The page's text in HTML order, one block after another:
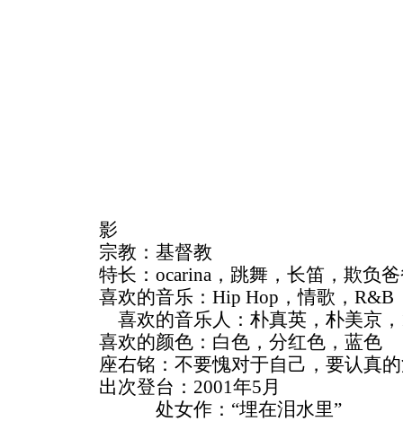
影
宗教：基督教
特长：ocarina，跳舞，长笛，欺负
喜欢的音乐：Hip Hop，情歌，
喜欢的音乐人：朴真英，朴美京，
喜欢的颜色：白色，分红色，蓝
座右铭：不要愧对于自己，要认真
出次登台：2001年5月
处女作：“埋在泪水里”